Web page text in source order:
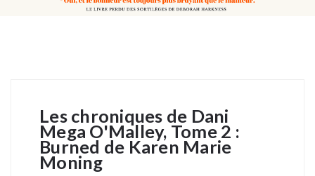
Les chroniques de Dani
Mega O'Malley, Tome 2 :
Burned de Karen Marie
Moning